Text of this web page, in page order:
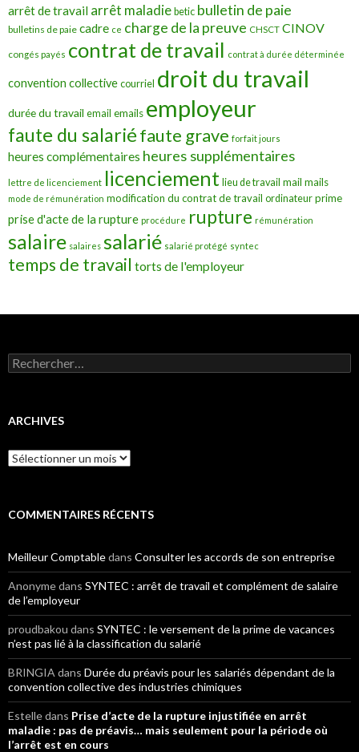
arrêt de travail arrêt maladie betic bulletin de paie
bulletins de paie cadre ce charge de la preuve CHSCT CINOV
congés payés contrat de travail contrat à durée déterminée
convention collective courriel droit du travail
durée du travail email emails employeur
faute du salariéfaute grave forfait jours
heures complémentaires heures supplémentaires
lettre de licenciement licenciement lieu de travail mail mails
mode de rémunération modification du contrat de travail ordinateur prime
prise d'acte de la rupture procédure rupture rémunération
salaire salaires salarié salarié protégé syntec
temps de travail torts de l'employeur
Rechercher :
ARCHIVES
Archives
COMMENTAIRES RÉCENTS
Meilleur Comptabledans Consulter les accords de son entreprise
Anonymedans SYNTEC : arrêt de travail et complément de salaire
de l’employeur
proudbakou dans SYNTEC : le versement de la prime de vacances
n’est pas lié à la classification du salarié
BRINGIA dans Durée du préavis pour les salariés dépendant de la
convention collective des industries chimiques
Estelledans Prise d’acte de la rupture injustifiée en arrêt
maladie : pas de préavis… mais seulement pour la période où
l’arrêt est en cours